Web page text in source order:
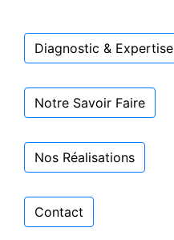
Diagnostic & Expertise
Notre Savoir Faire
Nos Réalisations
Contact